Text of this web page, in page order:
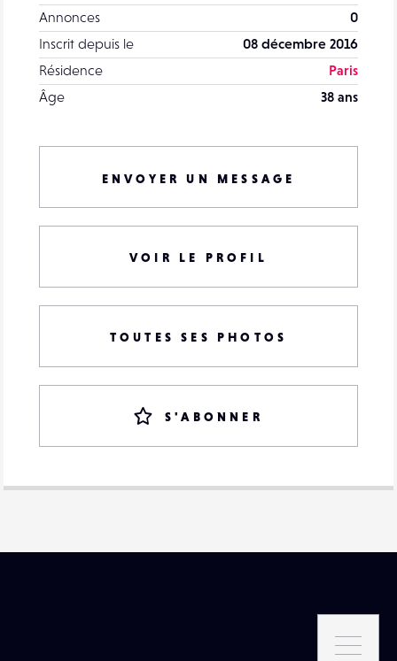
Annonces
0
Inscrit depuis le
08 décembre 2016
Résidence
Paris
Âge
38 ans
ENVOYER UN MESSAGE
VOIR LE PROFIL
TOUTES SES PHOTOS
S'ABONNER